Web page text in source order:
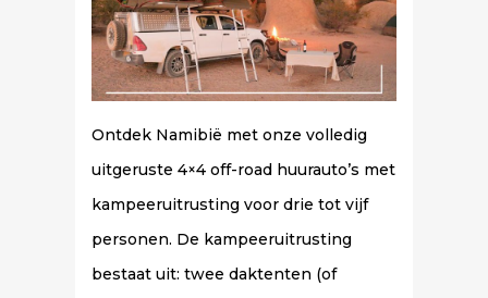
Ontdek Namibië met onze volledig
uitgeruste 4×4 off-road huurauto’s met
kampeeruitrusting voor drie tot vijf
personen. De kampeeruitrusting
bestaat uit: twee daktenten (of